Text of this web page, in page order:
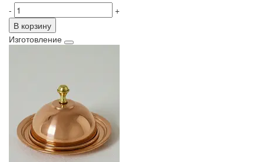
-
+
В корзину
Изготовление